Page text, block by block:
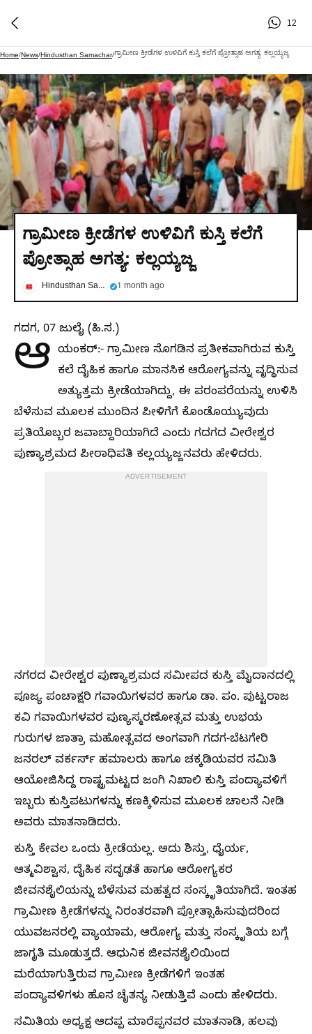
12
Home/News/Hindusthan Samachar/ಗ್ರಾಮೀಣ ಕ್ರೀಡೆಗಳ ಉಳಿವಿಗೆ ಕುಸ್ತಿ ಕಲೆಗೆ ಪ್ರೋತ್ಸಾಹ ಅಗತ್ಯ: ಕಲ್ಲಯ್ಯಜ್ಜ
ಗ್ರಾಮೀಣ ಕ್ರೀಡೆಗಳ ಉಳಿವಿಗೆ ಕುಸ್ತಿ ಕಲೆಗೆ
ಪ್ರೋತ್ಸಾಹ ಅಗತ್ಯ: ಕಲ್ಲಯ್ಯಜ್ಜ
Hindusthan Samachar 1 month ago
ಗದಗ, 07 ಜುಲೈ (ಹಿ.ಸ.)
ಆ ಯಂಕರ್:- ಗ್ರಾಮೀಣ ಸೊಗಡಿನ ಪ್ರತೀಕವಾಗಿರುವ ಕುಸ್ತಿ
ಕಲೆ ದೈಹಿಕ ಹಾಗೂ ಮಾನಸಿಕ ಆರೋಗ್ಯವನ್ನು ವೃದ್ಧಿಸುವ
ಅತ್ಯುತ್ತಮ ಕ್ರೀಡೆಯಾಗಿದ್ದು, ಈ ಪರಂಪರೆಯನ್ನು ಉಳಿಸಿ
ಬೆಳೆಸುವ ಮೂಲಕ ಮುಂದಿನ ಪೀಳಿಗೆಗೆ ಕೊಂಡೊಯ್ಯುವುದು
ಪ್ರತಿಯೊಬ್ಬರ ಜವಾಬ್ದಾರಿಯಾಗಿದೆ ಎಂದು ಗದಗದ ವೀರೇಶ್ವರ
ಪುಣ್ಯಾಶ್ರಮದ ಪೀಠಾಧಿಪತಿ ಕಲ್ಲಯ್ಯಜ್ಜನವರು ಹೇಳಿದರು.
ADVERTISEMENT
ನಗರದ ವೀರೇಶ್ವರ ಪುಣ್ಯಾಶ್ರಮದ ಸಮೀಪದ ಕುಸ್ತಿ ಮೈದಾನದಲ್ಲಿ
ಪೂಜ್ಯ ಪಂಚಾಕ್ಷರಿ ಗವಾಯಿಗಳವರ ಹಾಗೂ ಡಾ. ಪಂ. ಪುಟ್ಟರಾಜ
ಕವಿ ಗವಾಯಿಗಳವರ ಪುಣ್ಯಸ್ಮರಣೋತ್ಸವ ಮತ್ತು ಉಭಯ
ಗುರುಗಳ ಜಾತ್ರಾ ಮಹೋತ್ಸವದ ಅಂಗವಾಗಿ ಗದಗ-ಬೆಟಗೇರಿ
ಜನರಲ್ ವರ್ಕರ್ಸ್ ಹಮಾಲರು ಹಾಗೂ ಚಕ್ಕಡಿಯವರ ಸಮಿತಿ
ಆಯೋಜಿಸಿದ್ದ ರಾಷ್ಟ್ರಮಟ್ಟದ ಜಂಗಿ ನಿಖಾಲಿ ಕುಸ್ತಿ ಪಂದ್ಯಾವಳಿಗೆ
ಇಬ್ಬರು ಕುಸ್ತಿಪಟುಗಳನ್ನು ಕಣಕ್ಕಿಳಿಸುವ ಮೂಲಕ ಚಾಲನೆ ನೀಡಿ
ಅವರು ಮಾತನಾಡಿದರು.
ಕುಸ್ತಿ ಕೇವಲ ಒಂದು ಕ್ರೀಡೆಯಲ್ಲ. ಅದು ಶಿಸ್ತು, ಧೈರ್ಯ,
ಆತ್ಮವಿಶ್ವಾಸ, ದೈಹಿಕ ಸದೃಢತೆ ಹಾಗೂ ಆರೋಗ್ಯಕರ
ಜೀವನಶೈಲಿಯನ್ನು ಬೆಳೆಸುವ ಮಹತ್ವದ ಸಂಸ್ಕೃತಿಯಾಗಿದೆ. ಇಂತಹ
ಗ್ರಾಮೀಣ ಕ್ರೀಡೆಗಳನ್ನು ನಿರಂತರವಾಗಿ ಪ್ರೋತ್ಸಾಹಿಸುವುದರಿಂದ
ಯುವಜನರಲ್ಲಿ ವ್ಯಾಯಾಮ, ಆರೋಗ್ಯ ಮತ್ತು ಸಂಸ್ಕೃತಿಯ ಬಗ್ಗೆ
ಜಾಗೃತಿ ಮೂಡುತ್ತದೆ. ಆಧುನಿಕ ಜೀವನಶೈಲಿಯಿಂದ
ಮರೆಯಾಗುತ್ತಿರುವ ಗ್ರಾಮೀಣ ಕ್ರೀಡೆಗಳಿಗೆ ಇಂತಹ
ಪಂದ್ಯಾವಳಿಗಳು ಹೊಸ ಚೈತನ್ಯ ನೀಡುತ್ತಿವೆ ಎಂದು ಹೇಳಿದರು.
ಸಮಿತಿಯ ಅಧ್ಯಕ್ಷ ಆದಪ್ಪ ಮಾರೆಪ್ಪನವರ ಮಾತನಾಡಿ, ಹಲವು